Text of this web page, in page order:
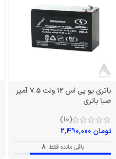
باتری یو پی اس 12 ولت 7.5 آمپر
صبا باتری
(10)
تومان
باقی مانده فقط: 8